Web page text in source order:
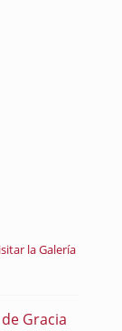
la Galería
Gracia